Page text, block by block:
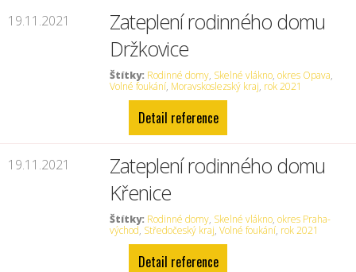
19.11.2021
Zateplení rodinného domu
Držkovice
Štítky: Rodinné domy, Skelné vlákno,okres Opava,
Volné foukání, Moravskoslezský kraj, rok 2021
Detail reference
19.11.2021
Zateplení rodinného domu
Křenice
Štítky: Rodinné domy, Skelné vlákno,okres Praha-
východ, Středočeský kraj,Volné foukání, rok 2021
Detail reference